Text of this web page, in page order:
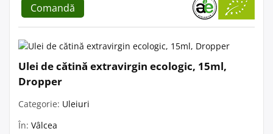
Comandă
Ulei de cătină extravirgin ecologic, 15ml,
Dropper
Categorie: Uleiuri
În: Vâlcea